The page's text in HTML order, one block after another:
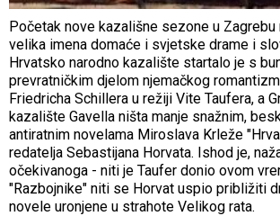
Početak nove kazališne sezone u
velika imena domaće i svjetske drame i
Hrvatsko narodno kazalište startalo je s
prevratničkim djelom njemačkog
Friedricha Schillera u režiji Vite Taufera, a
kazalište Gavella ništa manje snažnim,
antiratnim novelama Miroslava Krleže
redatelja Sebastijana Horvata. Ishod je,
očekivanoga - niti je Taufer donio ovom
"Razbojnike" niti se Horvat uspio približiti
novele uronjene u strahote Velikog rata.